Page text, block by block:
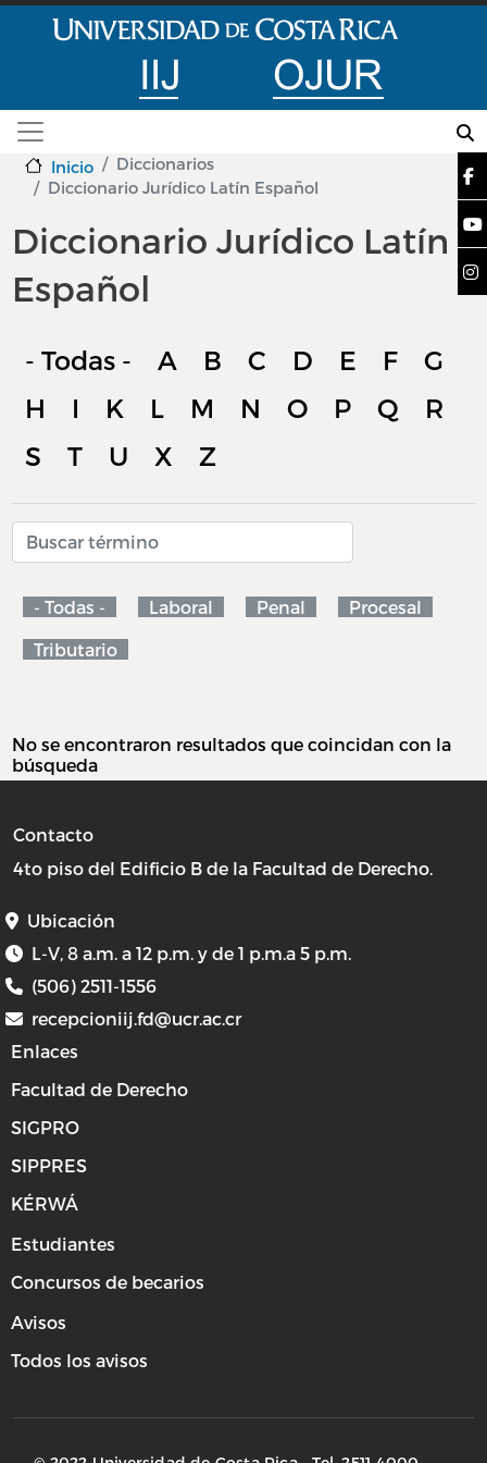
Pasar al contenido principal
Inicio
Diccionarios
Diccionario Jurídico Latín Español
Diccionario Jurídico Latín
Español
- Todas - A B C D E F
G
H
I K L M N O P Q
R
S
T U X Z
- Todas - Laboral Penal Procesal
Tributario
No se encontraron resultados que coincidan con la
búsqueda
Contacto
4to piso del Edificio B de la Facultad de Derecho.
Ubicación
L-V, 8 a.m. a 12 p.m. y de 1 p.m.a 5 p.m.
(506) 2511-1556
recepcioniij.fd@ucr.ac.cr
Enlaces
Facultad de Derecho
SIGPRO
SIPPRES
KÉRWÁ
Estudiantes
Concursos de becarios
Avisos
Todos los avisos